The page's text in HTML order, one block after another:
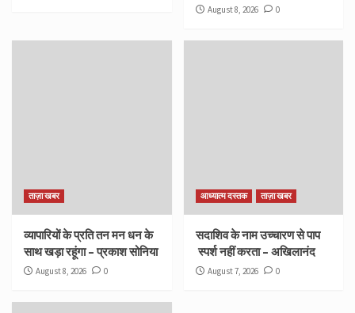
August 8, 2026 0
ताज़ा खबर
व्यापारियों के प्रति तन मन धन के
साथ खड़ा रहूंगा – प्रकाश सोनिया
August 8, 2026 0
आध्यात्म दस्तक ताज़ा खबर
सदाशिव के नाम उच्चारण से पाप
स्पर्श नहीं करता – अखिलानंद
August 7, 2026 0